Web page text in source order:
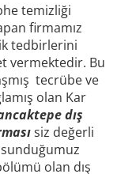
temizliği
firmamız
tedbirlerini
vermektedir. Bu
tecrübe ve
olan Kar
dış
siz değerli
olan dış